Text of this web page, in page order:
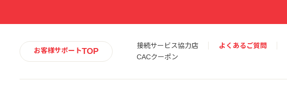
お客様サポートTOP
接続サービス協力店 よくあるご質問
CACクーポン